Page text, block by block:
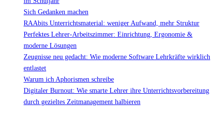
Sich Gedanken machen
RAAbits Unterrichtsmaterial: weniger Aufwand, mehr Struktur
Perfektes Lehrer-Arbeitszimmer: Einrichtung, Ergonomie &
moderne Lösungen
Zeugnisse neu gedacht: Wie moderne Software Lehrkräfte wirklich
entlastet
Warum ich Aphorismen schreibe
Digitaler Burnout: Wie smarte Lehrer ihre Unterrichtsvorbereitung
durch gezieltes Zeitmanagement halbieren